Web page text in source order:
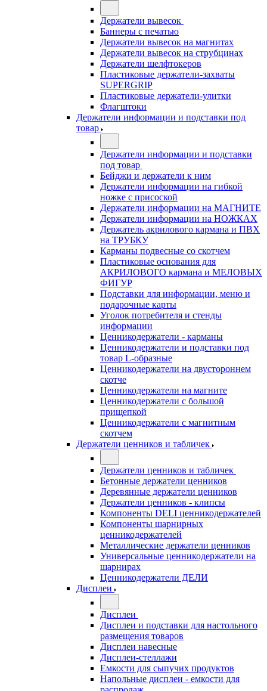
Держатели вывесок
Баннеры с печатью
Держатели вывесок на магнитах
Держатели вывесок на струбцинах
Держатели шелфтокеров
Пластиковые держатели-захваты
SUPERGRIP
Пластиковые держатели-улитки
Флагштоки
Держатели информации и подставки под
товар
Держатели информации и подставки
под товар
Бейджи и держатели к ним
Держатели информации на гибкой
ножке с присоской
Держатели информации на МАГНИТЕ
Держатели информации на НОЖКАХ
Держатель акрилового кармана и ПВХ
на ТРУБКУ
Карманы подвесные со скотчем
Пластиковые основания для
АКРИЛОВОГО кармана и МЕЛОВЫХ
ФИГУР
Подставки для информации, меню и
подарочные карты
Уголок потребителя и стенды
информации
Ценникодержатели - карманы
Ценникодержатели и подставки под
товар L-образные
Ценникодержатели на двустороннем
скотче
Ценникодержатели на магните
Ценникодержатели с большой
прищепкой
Ценникодержатели с магнитным
скотчем
Держатели ценников и табличек
Держатели ценников и табличек
Бетонные держатели ценников
Деревянные держатели ценников
Держатели ценников - клипсы
Компоненты DELI ценникодержателей
Компоненты шарнирных
ценникодержателей
Металлические держатели ценников
Универсальные ценникодержатели на
шарнирах
Ценникодержатели ДЕЛИ
Дисплеи
Дисплеи
Дисплеи и подставки для настольного
размещения товаров
Дисплеи навесные
Дисплеи-стеллажи
Емкости для сыпучих продуктов
Напольные дисплеи - емкости для